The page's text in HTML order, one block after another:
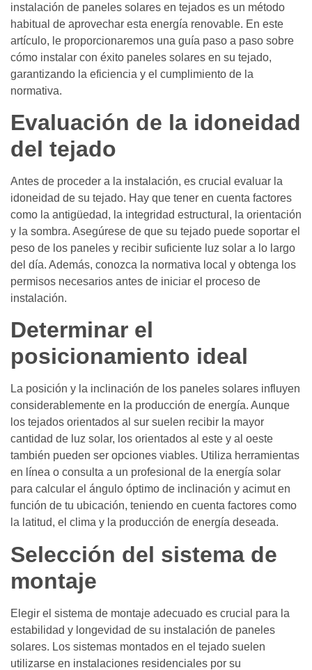
instalación de paneles solares en tejados es un método
habitual de aprovechar esta energía renovable. En este
artículo, le proporcionaremos una guía paso a paso sobre
cómo instalar con éxito paneles solares en su tejado,
garantizando la eficiencia y el cumplimiento de la
normativa.
Evaluación de la idoneidad
del tejado
Antes de proceder a la instalación, es crucial evaluar la
idoneidad de su tejado. Hay que tener en cuenta factores
como la antigüedad, la integridad estructural, la orientación
y la sombra. Asegúrese de que su tejado puede soportar el
peso de los paneles y recibir suficiente luz solar a lo largo
del día. Además, conozca la normativa local y obtenga los
permisos necesarios antes de iniciar el proceso de
instalación.
Determinar el
posicionamiento ideal
La posición y la inclinación de los paneles solares influyen
considerablemente en la producción de energía. Aunque
los tejados orientados al sur suelen recibir la mayor
cantidad de luz solar, los orientados al este y al oeste
también pueden ser opciones viables. Utiliza herramientas
en línea o consulta a un profesional de la energía solar
para calcular el ángulo óptimo de inclinación y acimut en
función de tu ubicación, teniendo en cuenta factores como
la latitud, el clima y la producción de energía deseada.
Selección del sistema de
montaje
Elegir el sistema de montaje adecuado es crucial para la
estabilidad y longevidad de su instalación de paneles
solares. Los sistemas montados en el tejado suelen
utilizarse en instalaciones residenciales por su